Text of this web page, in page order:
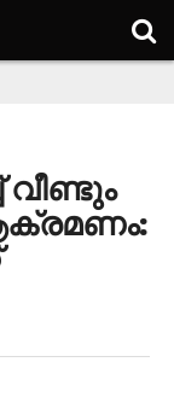
വീണ്ടും